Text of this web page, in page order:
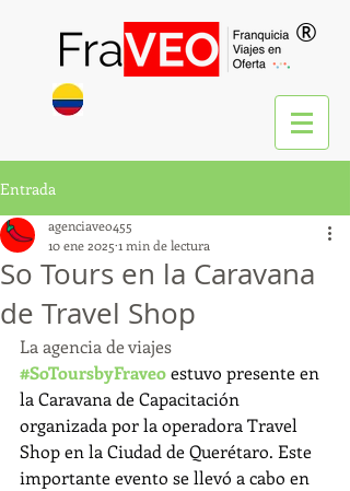
®
Entrada
So Tours en la Caravana
de Travel Shop
agenciaveo455
10 ene 2025 1 min de lectura
La agencia de viajes
#SoToursbyFraveo estuvo presente en
la Caravana de Capacitación
organizada por la operadora Travel
Shop en la Ciudad de Querétaro. Este
importante evento se llevó a cabo en